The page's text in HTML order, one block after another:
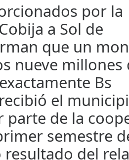
por la
a Sol de
que un
nueve millones
Bs
el
parte de la
semestre
resultado del